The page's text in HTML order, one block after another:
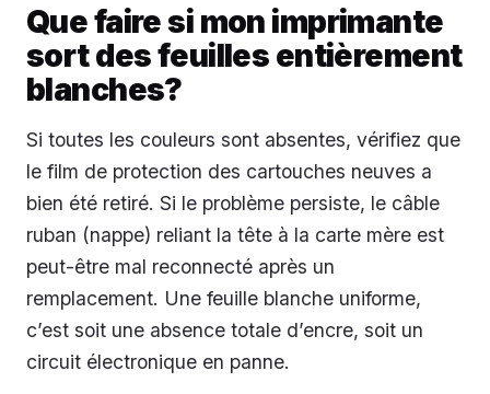
Que faire si mon imprimante
sort des feuilles entièrement
blanches?
Si toutes les couleurs sont absentes, vérifiez que
le film de protection des cartouches neuves a
bien été retiré. Si le problème persiste, le câble
ruban (nappe) reliant la tête à la carte mère est
peut-être mal reconnecté après un
remplacement. Une feuille blanche uniforme,
c’est soit une absence totale d’encre, soit un
circuit électronique en panne.